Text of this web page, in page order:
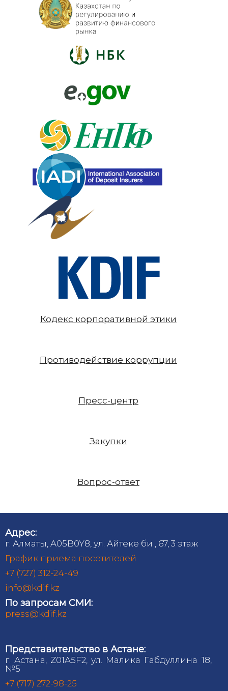
Кодекс корпоративной этики
Противодействие коррупции
Пресс-центр
Закупки
Вопрос-ответ
Адрес:
г. Алматы, A05B0Y8, ул. Айтеке би , 67, 3 этаж
График приема посетителей
+7 (727) 312-24-49
info@kdif.kz
По запросам СМИ:
press@kdif.kz
Представительство в Астане:
г. Астана, Z01A5F2, ул. Малика Габдуллина 18,
№5
+7 (717) 272-98-25